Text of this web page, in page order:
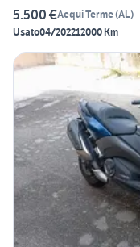
5.500 €Acqui Terme(AL)
Usato04/202212000 Km